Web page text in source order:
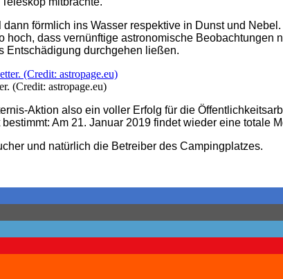
förmlich ins Wasser respektive in Dunst und
hoch, dass vernünftige astronomische
Entschädigung durchgehen ließen.
(Credit: astropage.eu)
Aktion also ein voller Erfolg für die
Am 21. Januar 2019 findet wieder eine totale
und natürlich die Betreiber des Campingplatzes.